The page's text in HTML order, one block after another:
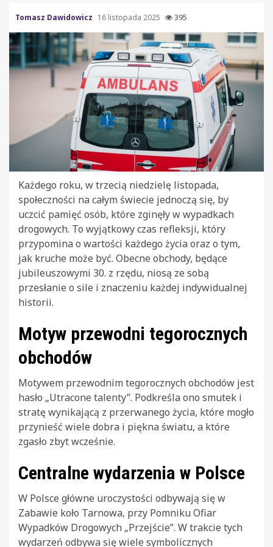
Tomasz Dawidowicz 16 listopada 2025 395
Każdego roku, w trzecią niedzielę listopada,
społeczności na całym świecie jednoczą się, by
uczcić pamięć osób, które zginęły w wypadkach
drogowych. To wyjątkowy czas refleksji, który
przypomina o wartości każdego życia oraz o tym,
jak kruche może być. Obecne obchody, będące
jubileuszowymi 30. z rzędu, niosą ze sobą
przesłanie o sile i znaczeniu każdej indywidualnej
historii.
Motyw przewodni tegorocznych
obchodów
Motywem przewodnim tegorocznych obchodów jest
hasło „Utracone talenty”. Podkreśla ono smutek i
stratę wynikającą z przerwanego życia, które mogło
przynieść wiele dobra i piękna światu, a które
zgasło zbyt wcześnie.
Centralne wydarzenia w Polsce
W Polsce główne uroczystości odbywają się w
Zabawie koło Tarnowa, przy Pomniku Ofiar
Wypadków Drogowych „Przejście”. W trakcie tych
wydarzeń odbywa się wiele symbolicznych